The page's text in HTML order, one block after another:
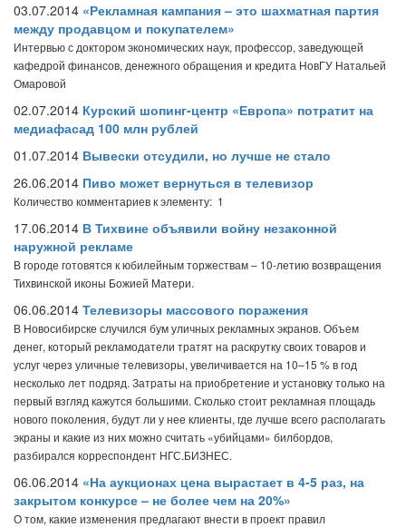
03.07.2014 «Рекламная кампания – это шахматная партия
между продавцом и покупателем»
Интервью с доктором экономических наук, профессор, заведующей
кафедрой финансов, денежного обращения и кредита НовГУ Натальей
Омаровой
02.07.2014 Курский шопинг-центр «Европа» потратит на
медиафасад 100 млн рублей
01.07.2014 Вывески отсудили, но лучше не стало
26.06.2014 Пиво может вернуться в телевизор
Количество комментариев к элементу: 1
17.06.2014 В Тихвине объявили войну незаконной
наружной рекламе
В городе готовятся к юбилейным торжествам – 10-летию возвращения
Тихвинской иконы Божией Матери.
06.06.2014 Телевизоры массового поражения
В Новосибирске случился бум уличных рекламных экранов. Объем
денег, который рекламодатели тратят на раскрутку своих товаров и
услуг через уличные телевизоры, увеличивается на 10–15 % в год
несколько лет подряд. Затраты на приобретение и установку только на
первый взгляд кажутся большими. Сколько стоит рекламная площадь
нового поколения, будут ли у нее клиенты, где лучше всего располагать
экраны и какие из них можно считать «убийцами» билбордов,
разбирался корреспондент НГС.БИЗНЕС.
06.06.2014 «На аукционах цена вырастает в 4-5 раз, на
закрытом конкурсе – не более чем на 20%»
О том, какие изменения предлагают внести в проект правил